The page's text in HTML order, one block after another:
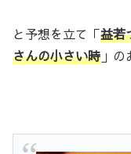
と予想を立て「益若
さんの小さい時 」